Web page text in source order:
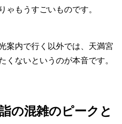
もうすごいものです。
案内で行く以外では、天満宮
くないというのが本音です。
の混雑のピークと